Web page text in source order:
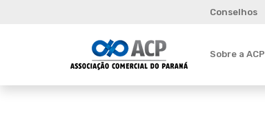
Conselhos
Sobre a ACP